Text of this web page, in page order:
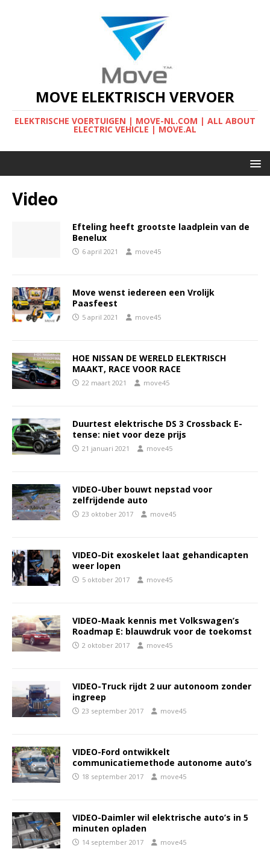
MOVE ELEKTRISCH VERVOER
ELEKTRISCHE VOERTUIGEN | MOVE-NL.COM | ALL ABOUT
ELECTRIC VEHICLE | MOVE.AL
Video
Efteling heeft grootste laadplein van de
Benelux
6 april 2021 move45
Move wenst iedereen een Vrolijk
Paasfeest
5 april 2021 move45
HOE NISSAN DE WERELD ELEKTRISCH
MAAKT, RACE VOOR RACE
22 maart 2021 move45
Duurtest elektrische DS 3 Crossback E-
tense: niet voor deze prijs
21 januari 2021 move45
VIDEO-Uber bouwt nepstad voor
zelfrijdende auto
23 oktober 2017 move45
VIDEO-Dit exoskelet laat gehandicapten
weer lopen
5 oktober 2017 move45
VIDEO-Maak kennis met Volkswagen’s
Roadmap E: blauwdruk voor de toekomst
2 oktober 2017 move45
VIDEO-Truck rijdt 2 uur autonoom zonder
ingreep
23 september 2017 move45
VIDEO-Ford ontwikkelt
communicatiemethode autonome auto’s
18 september 2017 move45
VIDEO-Daimler wil elektrische auto’s in 5
minuten opladen
14 september 2017 move45